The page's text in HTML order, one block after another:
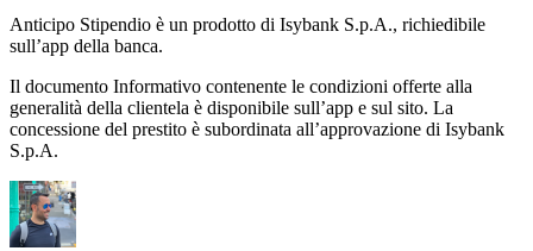
Anticipo Stipendio è un prodotto di Isybank S.p.A., richiedibile
sull’app della banca.
Il documento Informativo contenente le condizioni offerte alla
generalità della clientela è disponibile sull’app e sul sito. La
concessione del prestito è subordinata all’approvazione di Isybank
S.p.A.